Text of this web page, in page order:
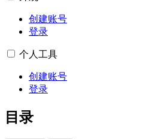
创建账号
登录
个人工具
创建账号
登录
目录